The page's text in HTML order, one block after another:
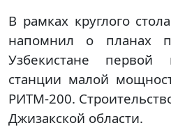
В рамках круглого
напомнил о планах
Узбекистане первой
станции малой
РИТМ-200.
Джизакской области.